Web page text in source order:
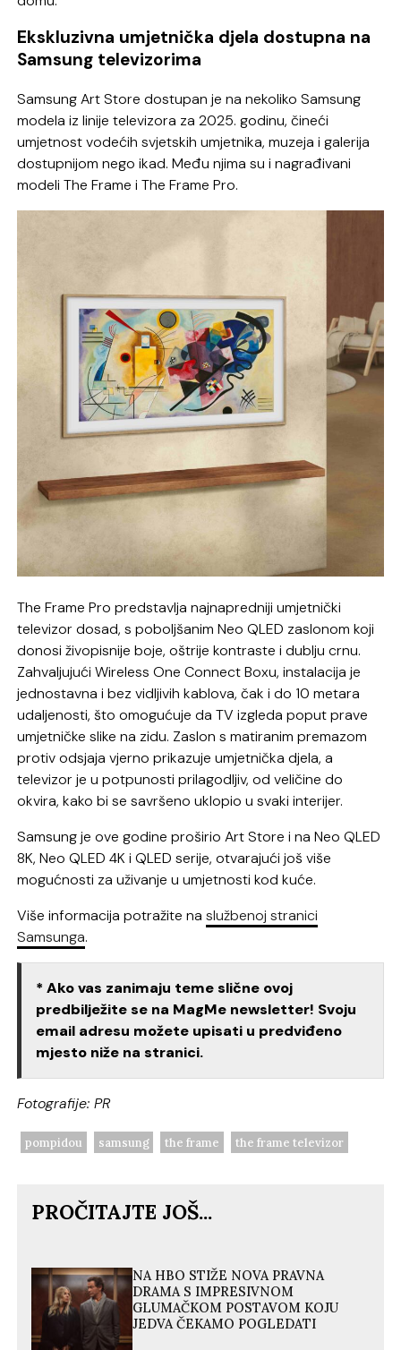
Ekskluzivna umjetnička djela dostupna na
Samsung televizorima
Samsung Art Store dostupan je na nekoliko Samsung
modela iz linije televizora za 2025. godinu, čineći
umjetnost vodećih svjetskih umjetnika, muzeja i galerija
dostupnijom nego ikad. Među njima su i nagrađivani
modeli The Frame i The Frame Pro.
The Frame Pro predstavlja najnapredniji umjetnički
televizor dosad, s poboljšanim Neo QLED zaslonom koji
donosi živopisnije boje, oštrije kontraste i dublju crnu.
Zahvaljujući Wireless One Connect Boxu, instalacija je
jednostavna i bez vidljivih kablova, čak i do 10 metara
udaljenosti, što omogućuje da TV izgleda poput prave
umjetničke slike na zidu. Zaslon s matiranim premazom
protiv odsjaja vjerno prikazuje umjetnička djela, a
televizor je u potpunosti prilagodljiv, od veličine do
okvira, kako bi se savršeno uklopio u svaki interijer.
Samsung je ove godine proširio Art Store i na Neo QLED
8K, Neo QLED 4K i QLED serije, otvarajući još više
mogućnosti za uživanje u umjetnosti kod kuće.
Više informacija potražite naslužbenoj stranici
Samsunga.
* Ako vas zanimaju teme slične ovoj
predbilježite se na MagMe newsletter! Svoju
email adresu možete upisati u predviđeno
mjesto niže na stranici.
Fotografije: PR
pompidou samsung the frame the frame televizor
PROČITAJTE JOŠ...
NA HBO STIŽE NOVA PRAVNA
DRAMA S IMPRESIVNOM
GLUMAČKOM POSTAVOM KOJU
JEDVA ČEKAMO POGLEDATI